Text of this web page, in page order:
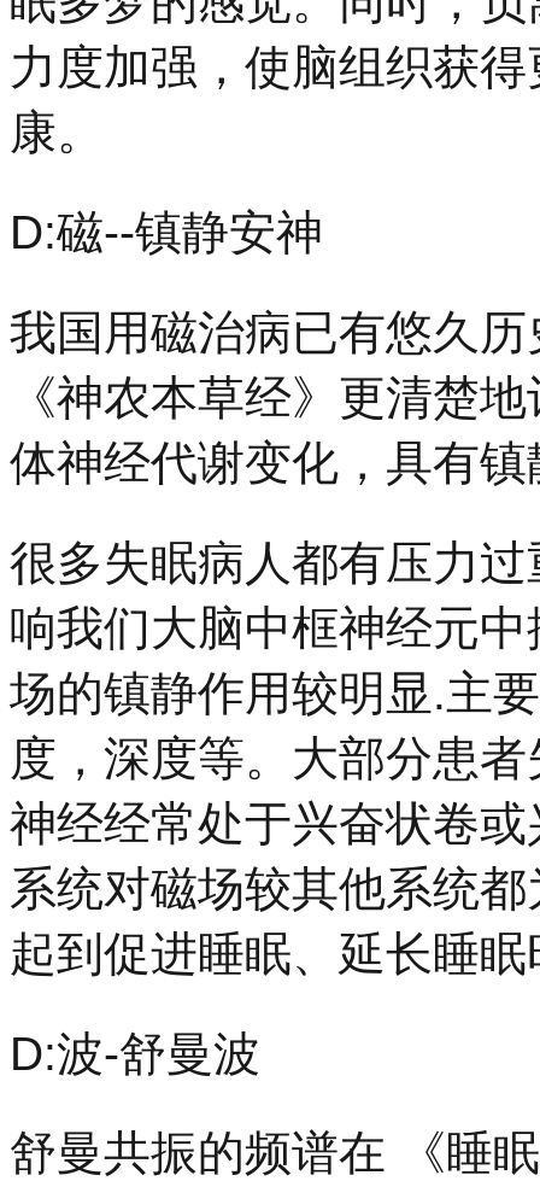
力度加强，使脑组织获
康。
D:磁--镇静安神
我国用磁治病已有悠久
《神农本草经》更清楚
体神经代谢变化，具有
很多失眠病人都有压力
响我们大脑中框神经元
场的镇静作用较明显.主
度，深度等。大部分患
神经经常处于兴奋状卷
系统对磁场较其他系统
起到促进睡眠、延长睡
D:波-舒曼波
舒曼共振的频谱在 《睡